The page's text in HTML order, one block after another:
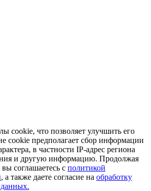
cookie, что позволяет улучшить его
cookie предполагает сбор информации
в частности IP-адрес региона
и другую информацию. Продолжая
соглашаетесь с политикой
, а также даете согласие на обработку